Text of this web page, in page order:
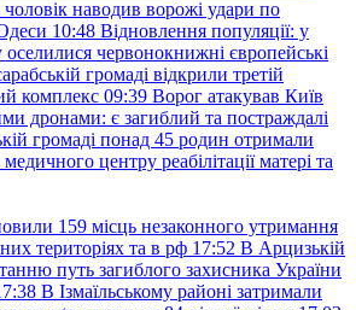
наводив ворожі удари по
10:48 Відновлення популяції: у
червонокнижні європейські
громаді відкрили третій
комплекс 09:39 Ворог атакував Київ
дронами: є загиблий та постраждалі
громаді понад 45 родин отримали
медичного центру реабілітації матері та
159 місць незаконного утримання
територіях та в рф 17:52 В Арцизькій
путь загиблого захисника України
В Ізмаїльському районі затримали